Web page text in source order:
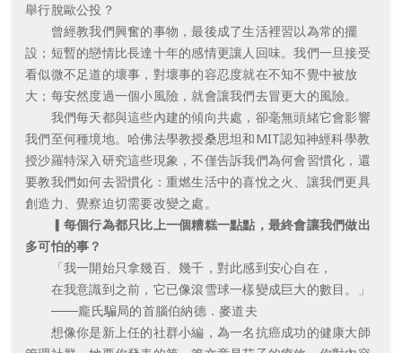
舉行脫歐公投？
曾經教我們興奮的事物，最後成了生活裡習以為常的擺
設；短暫的戀情比長達十年的感情更讓人回味。我們一旦接受
看似微不足道的壞事，對壞事的容忍度就在不知不覺中被放
大；每安然度過一個小風險，就會讓我們去冒更大的風險。
我們每天都與這些內建的傾向共處，卻毫無頭緒它會影響
我們至何種境地。哈佛法學教授桑思坦和MIT認知神經科學教
授沙羅特深入研究這些現象，不僅告訴我們為何會習慣化，還
要教我們如何去習慣化：重燃生活中的喜悅之火、讓我們更具
創造力、覺察迫切需要改變之處。
▎每個行為都只比上一個糟糕一點點，最終會讓我們做出
多可怕的事？
「我一開始只拿幾百、幾千，對此感到安心自在，
在我意識到之前，它已像滾雪球一樣變成巨大的數目。」
───龐氏騙局的首腦伯納德．麥道夫
想像你是新上任的社群小編，為一名抗癌成功的健康大師